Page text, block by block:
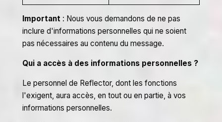
Important : Nous vous demandons de ne pas
inclure d'informations personnelles qui ne soient
pas nécessaires au contenu du message.
Qui a accès à des informations personnelles ?
Le personnel de Reflector, dont les fonctions
l'exigent, aura accès, en tout ou en partie, à vos
informations personnelles.